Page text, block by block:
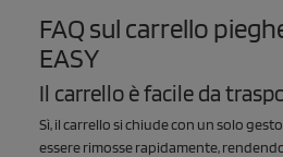
FAQ sul carrello
EASY
Il carrello è facile da
Sì, il carrello si chiude con un solo
essere rimosse rapidamente,